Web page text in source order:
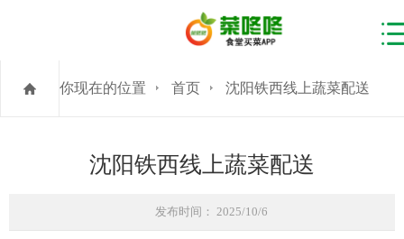
你现在的位置 首页 沈阳铁西线上蔬菜配送
沈阳铁西线上蔬菜配送
发布时间： 2025/10/6